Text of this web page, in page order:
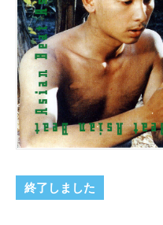
終了しました